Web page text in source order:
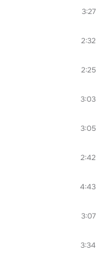
3:27
2:32
2:25
3:03
3:05
2:42
4:43
3:07
3:34